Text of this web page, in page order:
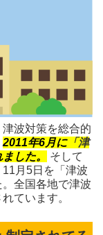
波対策を総合的
2011年6月に「津
した。
そして
月5日を「津波
全国各地で津波
ています。